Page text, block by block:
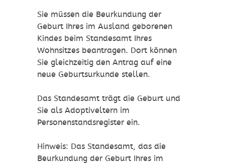
Sie müssen die Beurkundung der
Geburt Ihres im Ausland geborenen
Kindes beim Standesamt Ihres
Wohnsitzes beantragen. Dort können
Sie gleichzeitig den Antrag auf eine
neue Geburtsurkunde stellen.
Das Standesamt trägt die Geburt und
Sie als Adoptiveltern im
Personenstandsregister ein.
Hinweis: Das Standesamt, das die
Beurkundung der Geburt Ihres im